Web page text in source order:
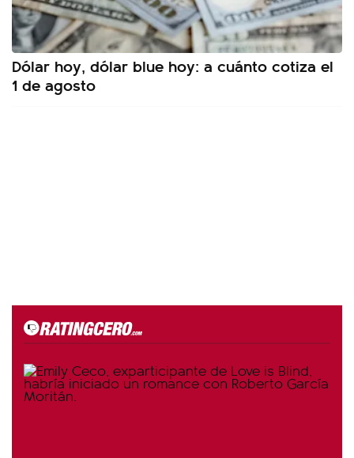
Dólar hoy, dólar blue hoy: a cuánto cotiza el
1 de agosto